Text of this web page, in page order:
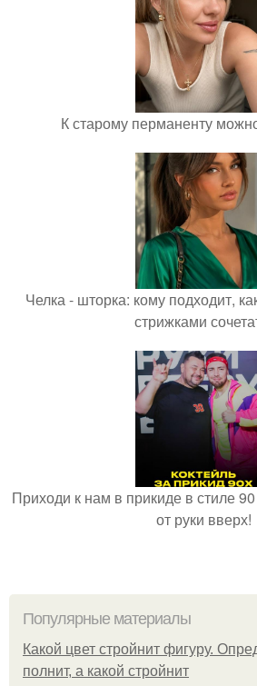
К старому перманенту
Челка - шторка: кому подходит,
стрижками
Приходи к нам в прикиде в стиле
от руки вверх!
Популярные материалы
Какой цвет стройнит фигуру.
полнит, а какой стройнит